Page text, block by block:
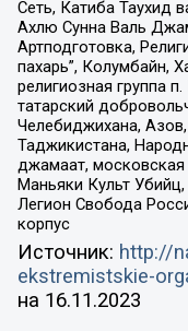
Сеть, Катиба Таухид
Ахлю Сунна Валь
Артподготовка,
пахарь”, Колумбайн,
религиозная группа
татарский
Челебиджихана,
Таджикистана,
джамаат,
Маньяки Культ
Легион Свобода
корпус
Источник: http://
ekstremistskie-
на 16.11.2023